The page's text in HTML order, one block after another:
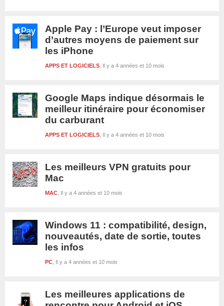
Apple Pay : l’Europe veut imposer
d’autres moyens de paiement sur
les iPhone
Il y a 4 années et 10 mois
APPS ET LOGICIELS
Google Maps indique désormais le
meilleur itinéraire pour économiser
du carburant
Il y a 4 années et 10 mois
APPS ET LOGICIELS
Les meilleurs VPN gratuits pour
Mac
Il y a 4 années et 10 mois
MAC
Windows 11 : compatibilité, design,
nouveautés, date de sortie, toutes
les infos
Il y a 4 années et 10 mois
PC
Les meilleures applications de